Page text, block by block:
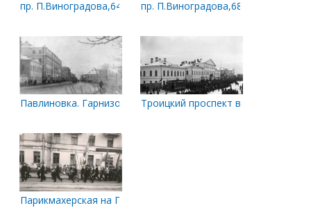
пр. П.Виноградова,64. Первоначальный вид здания в 1950-х
пр. П.Виноградова,68.
Павлиновка. ГарнизонныйТроицкий проспект в районе
Парикмахерская на П.Виноградова, 64